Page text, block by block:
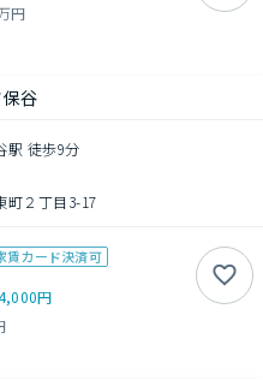
円
谷
駅 徒歩9分
町２丁目3-17
賃カード決済可
円